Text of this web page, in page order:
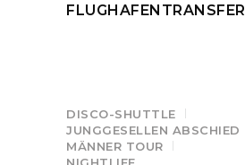
FLUGHAFENTRANSFER
DISCO-SHUTTLE
JUNGGESELLEN ABSCHIED
MÄNNER TOUR
NIGHTLIFE